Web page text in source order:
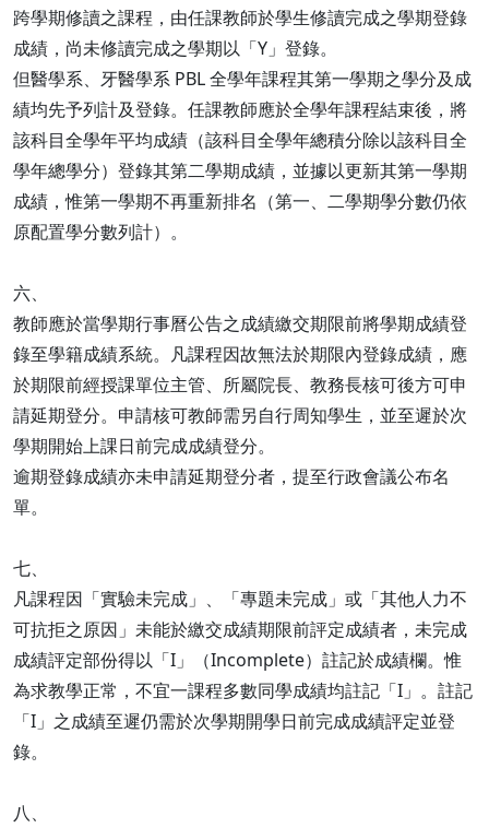
跨學期修讀之課程，由任課教師於學生修讀完成之學期登錄
成績，尚未修讀完成之學期以「Y」登錄。
但醫學系、牙醫學系 PBL 全學年課程其第一學期之學分及成
績均先予列計及登錄。任課教師應於全學年課程結束後，將
該科目全學年平均成績（該科目全學年總積分除以該科目全
學年總學分）登錄其第二學期成績，並據以更新其第一學期
成績，惟第一學期不再重新排名（第一、二學期學分數仍依
原配置學分數列計）。
六、
教師應於當學期行事曆公告之成績繳交期限前將學期成績登
錄至學籍成績系統。凡課程因故無法於期限內登錄成績，應
於期限前經授課單位主管、所屬院長、教務長核可後方可申
請延期登分。申請核可教師需另自行周知學生，並至遲於次
學期開始上課日前完成成績登分。
逾期登錄成績亦未申請延期登分者，提至行政會議公布名
單。
七、
凡課程因「實驗未完成」、「專題未完成」或「其他人力不
可抗拒之原因」未能於繳交成績期限前評定成績者，未完成
成績評定部份得以「I」（Incomplete）註記於成績欄。惟
為求教學正常，不宜一課程多數同學成績均註記「I」。註記
「I」之成績至遲仍需於次學期開學日前完成成績評定並登
錄。
八、